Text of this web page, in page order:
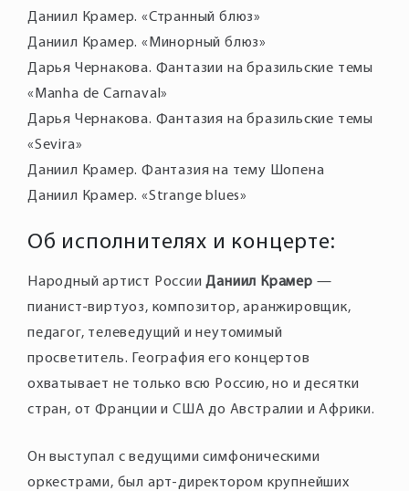
Даниил Крамер. «Странный блюз»
Даниил Крамер. «Минорный блюз»
Дарья Чернакова. Фантазии на бразильские темы
«Manha de Carnaval»
Дарья Чернакова. Фантазия на бразильские темы
«Sevira»
Даниил Крамер. Фантазия на тему Шопена
Даниил Крамер. «Strange blues»
Об исполнителях и концерте:
Народный артист РоссииДаниил Крамер —
пианист-виртуоз, композитор, аранжировщик,
педагог, телеведущий и неутомимый
просветитель. География его концертов
охватывает не только всю Россию, но и десятки
Он выступал с ведущими симфоническими
оркестрами, был арт-директором крупнейших